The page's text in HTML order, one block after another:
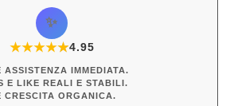
✨
★★★★★
★4.95
ASSISTENZA IMMEDIATA.
E LIKE REALI E STABILI.
CRESCITA ORGANICA.